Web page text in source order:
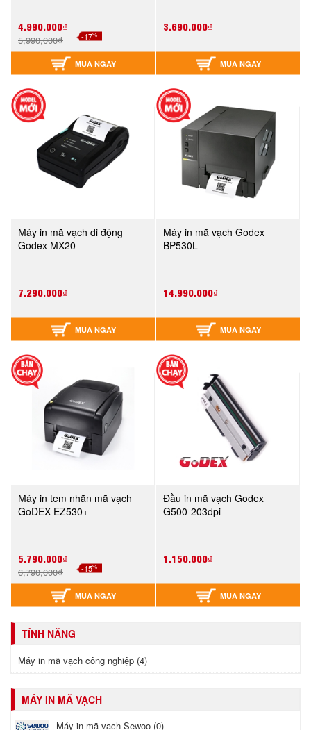
4,990,000₫
5,990,000₫ -17%
MUA NGAY
3,690,000₫
MUA NGAY
Máy in mã vạch di động
Godex MX20
7,290,000₫
MUA NGAY
Máy in mã vạch Godex
BP530L
14,990,000₫
MUA NGAY
Máy in tem nhãn mã vạch
GoDEX EZ530+
5,790,000₫
6,790,000₫ -15%
MUA NGAY
Đầu in mã vạch Godex
G500-203dpi
1,150,000₫
MUA NGAY
TÍNH NĂNG
Máy in mã vạch công nghiệp (4)
MÁY IN MÃ VẠCH
Máy in mã vạch Sewoo (0)